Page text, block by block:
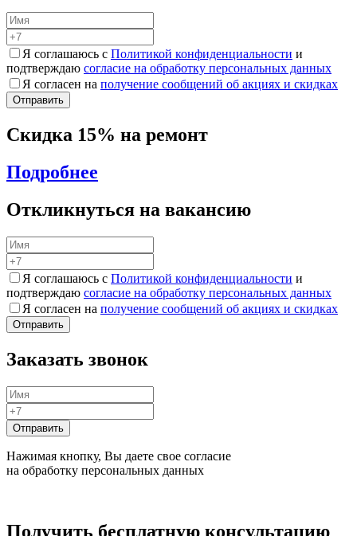
Я соглашаюсь с Политикой конфиденциальности и
подтверждаю согласие на обработку персональных данных
Я согласен на получение сообщений об акциях и скидках
Скидка 15% на ремонт
Подробнее
Откликнуться на вакансию
Я соглашаюсь с Политикой конфиденциальности и
подтверждаю согласие на обработку персональных данных
Я согласен на получение сообщений об акциях и скидках
Заказать звонок
Нажимая кнопку, Вы даете свое согласие
на обработку персональных данных
Получить бесплатную консультацию